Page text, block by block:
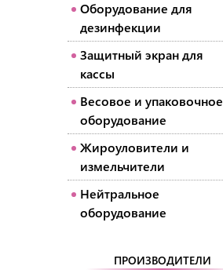
Оборудование для
дезинфекции
Защитный экран для
кассы
Весовое и упаковочное
оборудование
Жироуловители и
измельчители
Нейтральное
оборудование
ПРОИЗВОДИТЕЛИ